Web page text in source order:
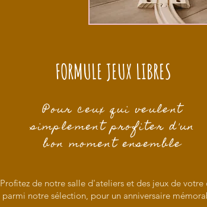
FORMULE JEUX LIBRES
Pour ceux qui veulent
simplement profiter d'un
bon moment ensemble
Profitez de notre salle d'ateliers et des jeux de votre
parmi notre sélection, pour un anniversaire